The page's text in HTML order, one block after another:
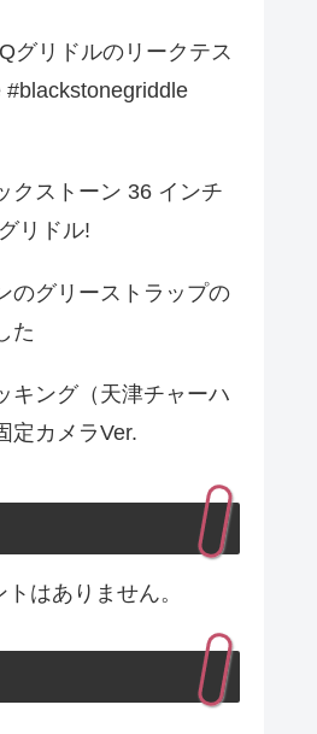
グリドルのリークテス
クストーン 36 インチ
リドル!
のグリーストラップの
た
キング（天津チャーハ
定カメラVer.
はありません。